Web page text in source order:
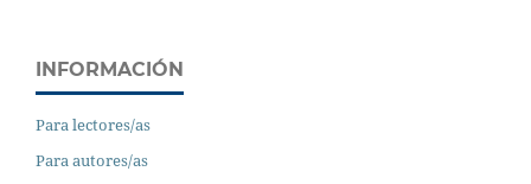
INFORMACIÓN
Para lectores/as
Para autores/as